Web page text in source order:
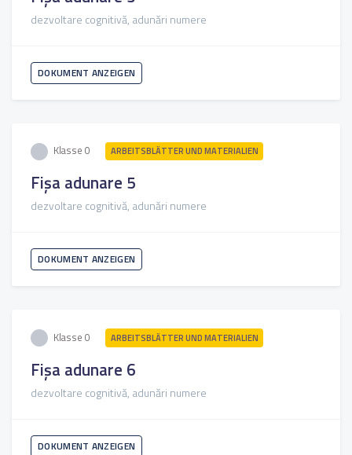
dezvoltare cognitivă, adunări numere
DOKUMENT ANZEIGEN
Klasse 0 ARBEITSBLÄTTER UND MATERIALIEN
Fișa adunare 5
dezvoltare cognitivă, adunări numere
DOKUMENT ANZEIGEN
Klasse 0 ARBEITSBLÄTTER UND MATERIALIEN
Fișa adunare 6
dezvoltare cognitivă, adunări numere
DOKUMENT ANZEIGEN